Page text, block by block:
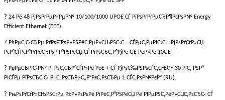
? 24 Рё 48 РјРѕРґРµР»РµР№ 10/100/1000 UPOE СЃ РїРѕРґРґРµСЂР¶РєРѕР№ Energy
Efficient Ethernet (EEE)
? Р§РµС‚С‹СЂРµ РґРѕРїРѕР»РЅРёС‚РµР»СЊРЅС‹С… СЃРµС‚РµРІС‹С… РјРѕРґСѓР»СЏ
РєР°СЃРєР°РґРёСЂРѕРІР°РЅРёСЏ СЃ РїРѕСЂС‚Р°РјРё GE РёР»Рё 10GE
? РџРµСЂРІС‹Р№ РІ РѕС‚СЂР°СЃР»Рё PoE + СЃ РјРѕС‰РЅРѕСЃС‚СЊСЋ 30 Р’С‚ РЅР°
РІСЃРµ РїРѕСЂС‚С‹ РІ С„РѕСЂРј-С„Р°РєС‚РѕСЂРµ 1 СЃС‚РѕР№РєР° (RU).
? РњРѕРґСѓР»СЊРЅС‹Рµ Р±Р»РѕРєРё РїРёС‚Р°РЅРёСЏ Рё РІРµРЅС‚РёР»СЏС‚РѕСЂС‹ СЃ